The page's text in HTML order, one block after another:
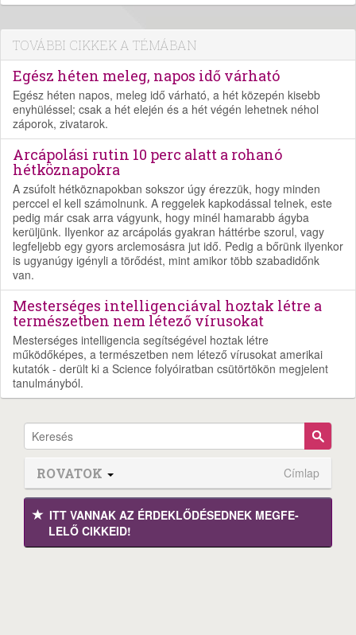
TOVÁBBI CIKKEK A TÉMÁBAN
Egész héten meleg, napos idő várható
Egész héten napos, meleg idő várható, a hét közepén kisebb
enyhüléssel; csak a hét elején és a hét végén lehetnek néhol
záporok, zivatarok.
Arcápolási rutin 10 perc alatt a rohanó
hétköznapokra
A zsúfolt hétköznapokban sokszor úgy érezzük, hogy minden
perccel el kell számolnunk. A reggelek kapkodással telnek, este
pedig már csak arra vágyunk, hogy minél hamarabb ágyba
kerüljünk. Ilyenkor az arcápolás gyakran háttérbe szorul, vagy
legfeljebb egy gyors arclemosásra jut idő. Pedig a bőrünk ilyenkor
is ugyanúgy igényli a törődést, mint amikor több szabadidőnk
van.
Mesterséges intelligenciával hoztak létre a
természetben nem létező vírusokat
Mesterséges intelligencia segítségével hoztak létre
működőképes, a természetben nem létező vírusokat amerikai
kutatók - derült ki a Science folyóiratban csütörtökön megjelent
tanulmányból.
ROVATOK Címlap
ITT VANNAK AZ ÉRDEK­LŐDÉ­SEDNEK MEGFE­
LELŐ CIKKEID!